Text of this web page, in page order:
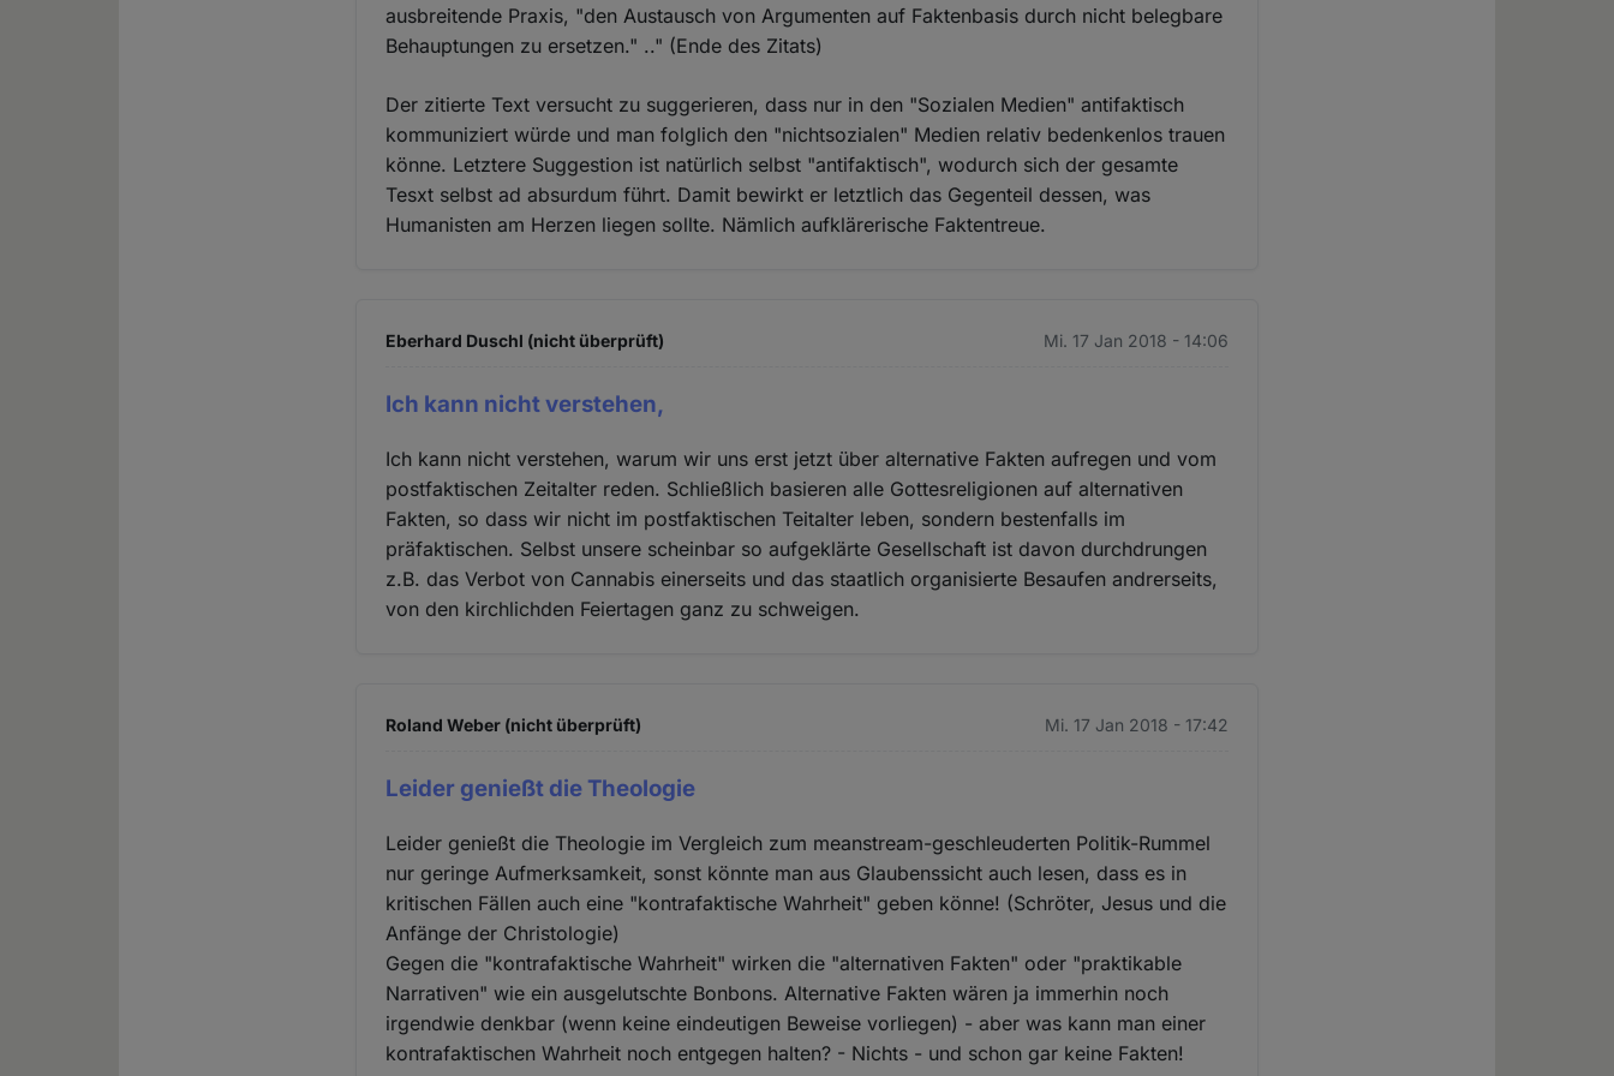
ausbreitende Praxis, "den Austausch von Argumenten auf Faktenbasis durch nicht belegbare
Behauptungen zu ersetzen." .." (Ende des Zitats)
Der zitierte Text versucht zu suggerieren, dass nur in den "Sozialen Medien" antifaktisch
kommuniziert würde und man folglich den "nichtsozialen" Medien relativ bedenkenlos trauen
könne. Letztere Suggestion ist natürlich selbst "antifaktisch", wodurch sich der gesamte
Tesxt selbst ad absurdum führt. Damit bewirkt er letztlich das Gegenteil dessen, was
Humanisten am Herzen liegen sollte. Nämlich aufklärerische Faktentreue.
Eberhard Duschl (nicht überprüft) Mi. 17 Jan 2018 - 14:06
Ich kann nicht verstehen,
Ich kann nicht verstehen, warum wir uns erst jetzt über alternative Fakten aufregen und vom
postfaktischen Zeitalter reden. Schließlich basieren alle Gottesreligionen auf alternativen
Fakten, so dass wir nicht im postfaktischen Teitalter leben, sondern bestenfalls im
präfaktischen. Selbst unsere scheinbar so aufgeklärte Gesellschaft ist davon durchdrungen
z.B. das Verbot von Cannabis einerseits und das staatlich organisierte Besaufen andrerseits,
von den kirchlichden Feiertagen ganz zu schweigen.
Roland Weber (nicht überprüft) Mi. 17 Jan 2018 - 17:42
Leider genießt die Theologie
Leider genießt die Theologie im Vergleich zum meanstream-geschleuderten Politik-Rummel
nur geringe Aufmerksamkeit, sonst könnte man aus Glaubenssicht auch lesen, dass es in
kritischen Fällen auch eine "kontrafaktische Wahrheit" geben könne! (Schröter, Jesus und die
Anfänge der Christologie)
Gegen die "kontrafaktische Wahrheit" wirken die "alternativen Fakten" oder "praktikable
Narrativen" wie ein ausgelutschte Bonbons. Alternative Fakten wären ja immerhin noch
irgendwie denkbar (wenn keine eindeutigen Beweise vorliegen) - aber was kann man einer
kontrafaktischen Wahrheit noch entgegen halten? - Nichts - und schon gar keine Fakten!